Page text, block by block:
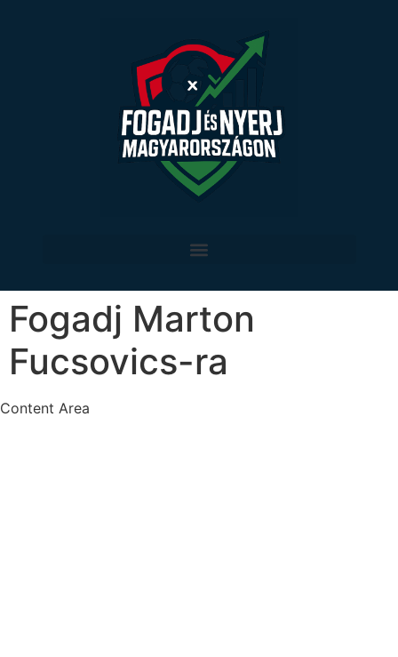
Fogadj Marton
Fucsovics-ra
Content Area